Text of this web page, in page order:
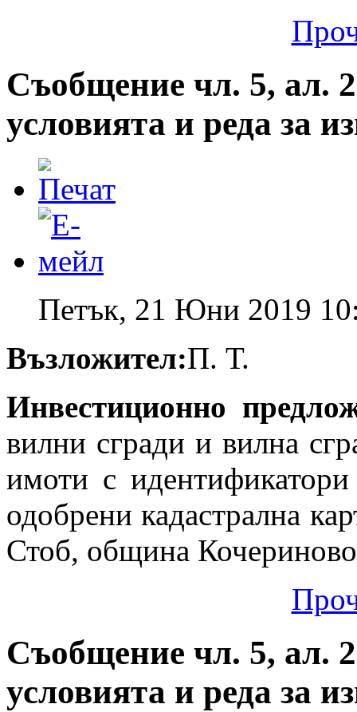
Съобщение чл. 5, ал.
условията и реда за
Петък, 21 Юни 2019
Възложител:П. Т.
Инвестиционно
вилни сгради и вилна
имоти с
одобрени кадастрална
Стоб, община
Съобщение чл. 5, ал.
условията и реда за